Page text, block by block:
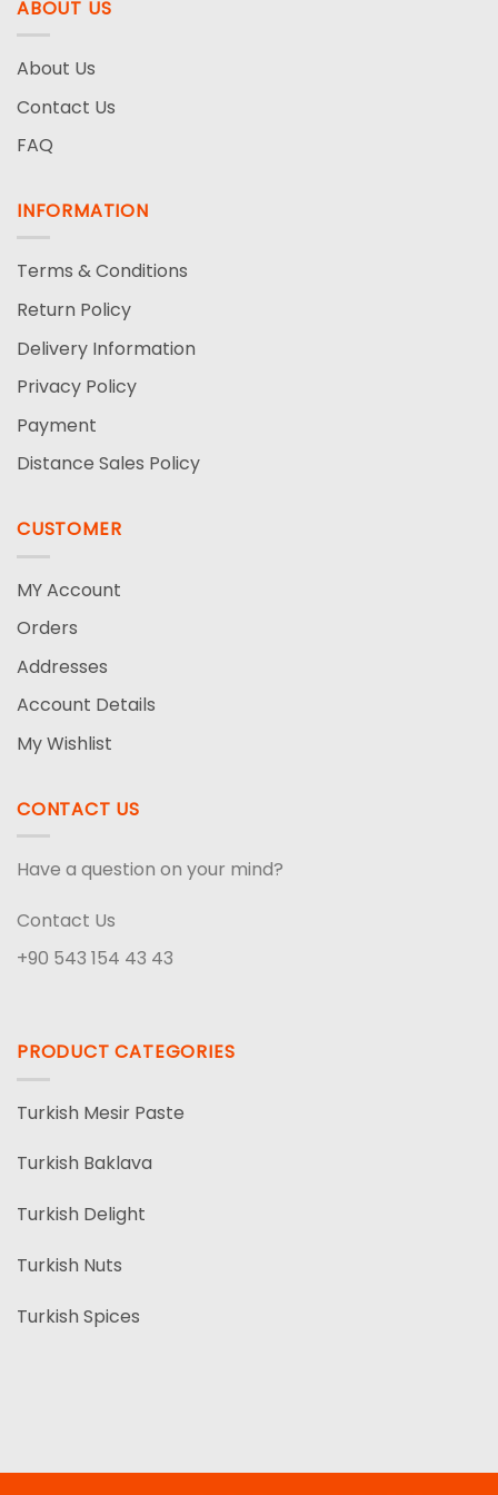
ABOUT US
About Us
Contact Us
FAQ
INFORMATION
Terms & Conditions
Return Policy
Delivery Information
Privacy Policy
Payment
Distance Sales Policy
CUSTOMER
MY Account
Orders
Addresses
Account Details
My Wishlist
CONTACT US
Have a question on your mind?
Contact Us
+90 543 154 43 43
PRODUCT CATEGORIES
Turkish Mesir Paste
Turkish Baklava
Turkish Delight
Turkish Nuts
Turkish Spices